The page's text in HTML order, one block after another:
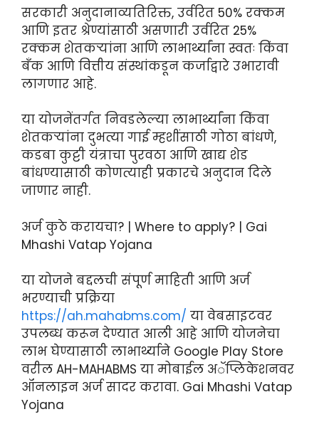
सरकारी अनुदानाव्यतिरिक्त, उर्वरित 50% रक्कम
आणि इतर श्रेण्यांसाठी असणारी उर्वरित 25%
रक्कम शेतकऱ्यांना आणि लाभार्थ्यांना स्वतः किंवा
बँक आणि वित्तीय संस्थांकडून कर्जाद्वारे उभारावी
लागणार आहे.
या योजनेंतर्गत निवडलेल्या लाभार्थ्यांना किंवा
शेतकऱ्यांना दुभत्या गाई म्हशींसाठी गोठा बांधणे,
कडबा कुट्टी यंत्राचा पुरवठा आणि खाद्य शेड
बांधण्यासाठी कोणत्याही प्रकारचे अनुदान दिले
जाणार नाही.
अर्ज कुठे करायचा? | Where to apply? | Gai
Mhashi Vatap Yojana
या योजने बद्दलची संपूर्ण माहिती आणि अर्ज
भरण्याची प्रक्रिया
https://ah.mahabms.com/ या वेबसाइटवर
उपलब्ध करून देण्यात आली आहे आणि योजनेचा
लाभ घेण्यासाठी लाभार्थ्याने Google Play Store
वरील AH-MAHABMS या मोबाईल अॅप्लिकेशनवर
ऑनलाइन अर्ज सादर करावा. Gai Mhashi Vatap
Yojana